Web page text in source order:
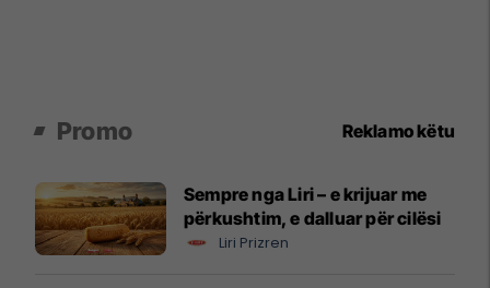
Promo Reklamo këtu
Sempre nga Liri – e krijuar me
përkushtim, e dalluar për cilësi
Liri Prizren